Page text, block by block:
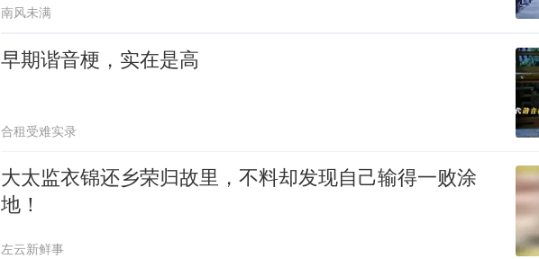
南风未满
早期谐音梗，实在是高
合租受难实录
大太监衣锦还乡荣归故里，不料却发现自己输得一败涂
地！
左云新鲜事